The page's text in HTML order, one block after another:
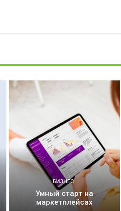
БИЗНЕС
Умный старт на
маркетплейсах